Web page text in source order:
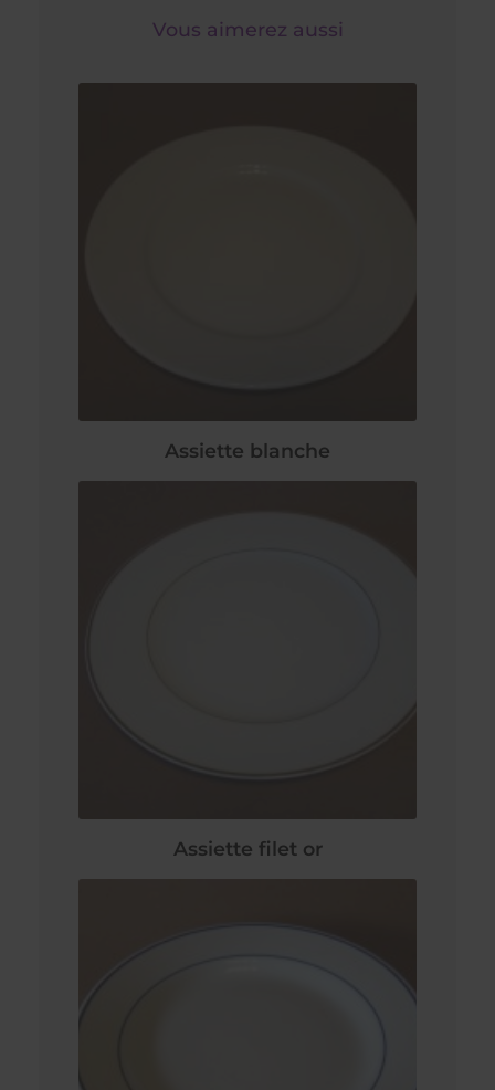
Vous aimerez aussi
Assiette blanche
Assiette filet or